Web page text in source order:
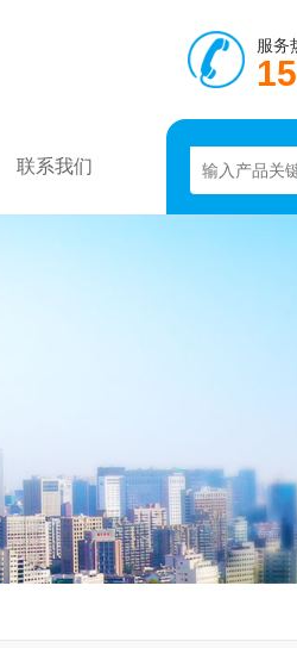
服务
联系我们